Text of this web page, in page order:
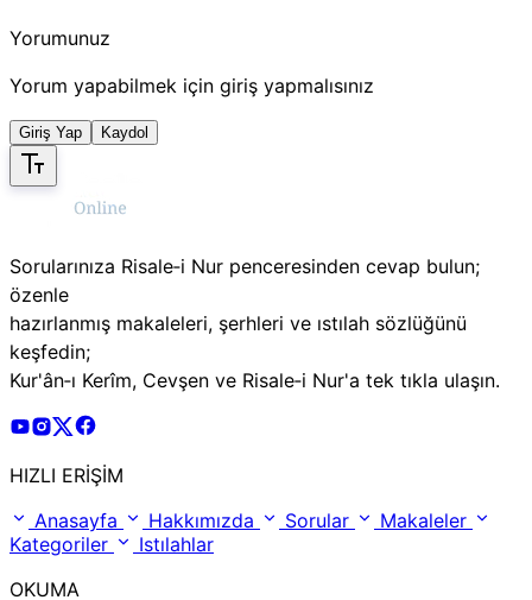
Yorumunuz
Yorum yapabilmek için giriş yapmalısınız
Giriş Yap Kaydol
Sorularınıza Risale‑i Nur penceresinden cevap bulun;
özenle
hazırlanmış makaleleri, şerhleri ve ıstılah sözlüğünü
keşfedin;
Kur'ân‑ı Kerîm, Cevşen ve Risale‑i Nur'a tek tıkla ulaşın.
Risale Online Youtube Hesabı
Risale Online Instagram Hesabı
Risale Online X Hesabı
HIZLI ERİŞİM
Anasayfa
Hakkımızda Sorular
Makaleler
Kategoriler
Istılahlar
OKUMA